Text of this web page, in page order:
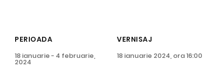
PERIOADA
18 ianuarie - 4 februarie,
2024
VERNISAJ
18 ianuarie 2024, ora 16:00